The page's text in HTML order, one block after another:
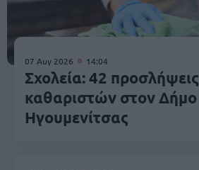
07 Αυγ 2026 14:04
Σχολεία: 42 προσλήψεις
καθαριστών στον Δήμο
Ηγουμενίτσας